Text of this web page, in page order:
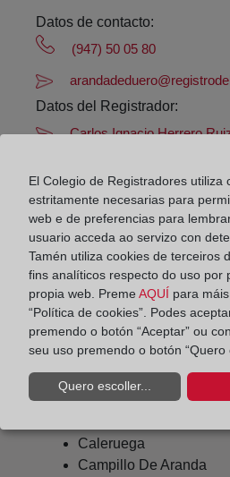
Datos de contacto:
(947) 50 05 80
Datos del Registrador:
Carlos Ignacio Herrero
dpo@corpme.es
Otros municipios
distrito hipotecario
Arandilla
Arauzo De Torre
Baños De Valdearados
Caleruega
Campillo De Aranda
El Colegio de Registradores utiliza
estritamente necesarias para
web e de preferencias para
usuario acceda ao servizo con
Tamén utiliza cookies de terceiros
fins analíticos respecto do uso por
propia web. Preme AQUÍ para
“Política de cookies”. Podes
premendo o botón “Aceptar” ou
seu uso premendo o botón “Quero
Quero escoller...